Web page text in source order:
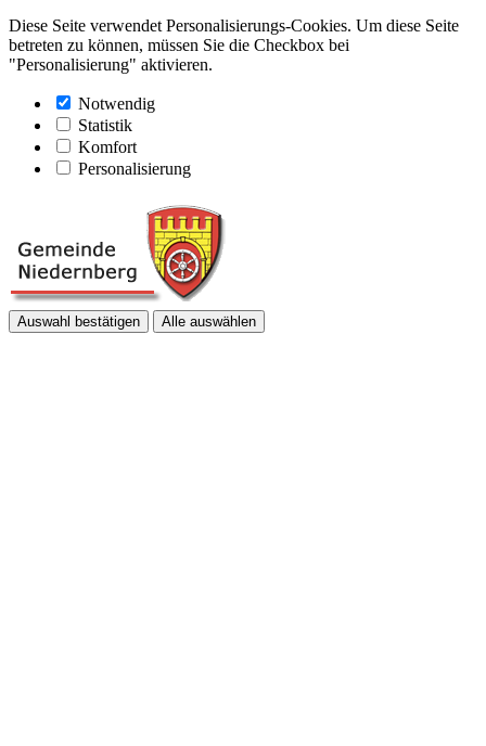
Diese Seite verwendet Personalisierungs-Cookies. Um diese Seite
betreten zu können, müssen Sie die Checkbox bei
"Personalisierung" aktivieren.
Notwendig
Statistik
Komfort
Personalisierung
Auswahl bestätigen Alle auswählen